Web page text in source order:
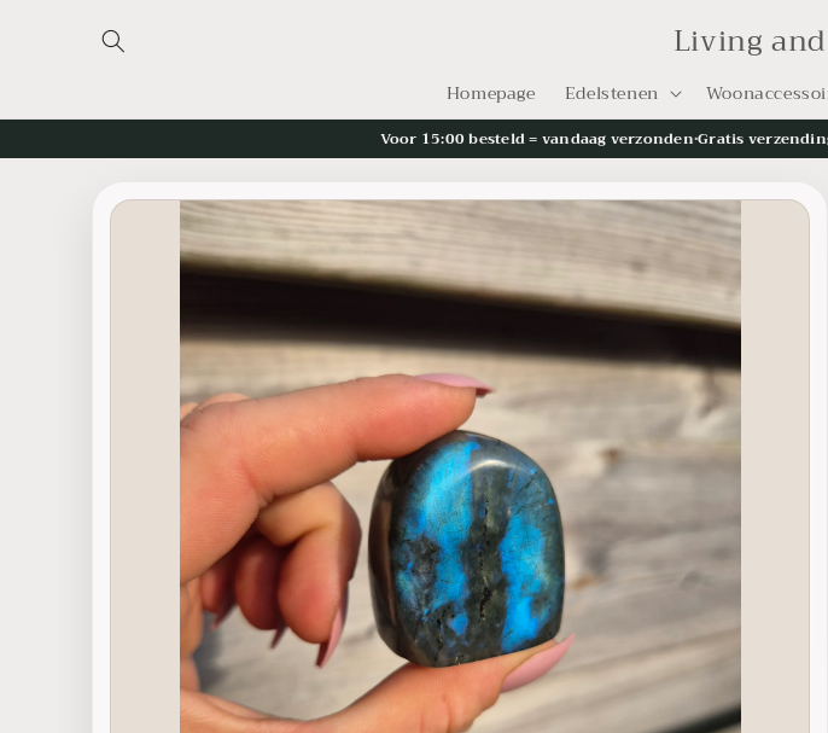
naar de
content Living
Homepage Edelstenen
Voor 15:00 besteld = vandaag verzonden•Gratis